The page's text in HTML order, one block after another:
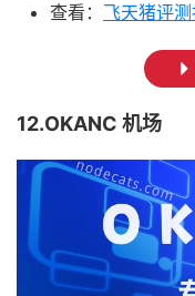
查看： 飞天猪评
12.OKANC 机场